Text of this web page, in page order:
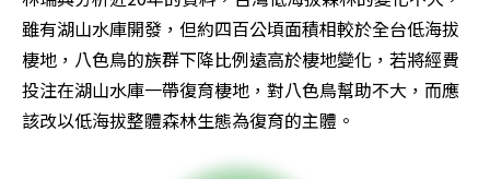
雖有湖山水庫開發，但約四百公頃面積相較於全台低海拔
棲地，八色鳥的族群下降比例遠高於棲地變化，若將經費
投注在湖山水庫一帶復育棲地，對八色鳥幫助不大，而應
該改以低海拔整體森林生態為復育的主體。